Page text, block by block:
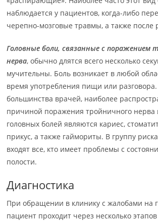
наблюдается у пациентов, когда-либо
черепно-мозговые травмы, а также после
Головные боли, связанные с поражением
нерва, обычно длятся всего несколько
мучительны. Боль возникает в любой
время употребления пищи или
большинства врачей, наиболее
причиной поражения тройничного нерва
головных болей являются кариес,
прикус, а также гаймориты. В группу
входят все, кто имеет проблемы с
полости.
Диагностика
При обращении в клинику с жалобами на
пациент проходит через несколько